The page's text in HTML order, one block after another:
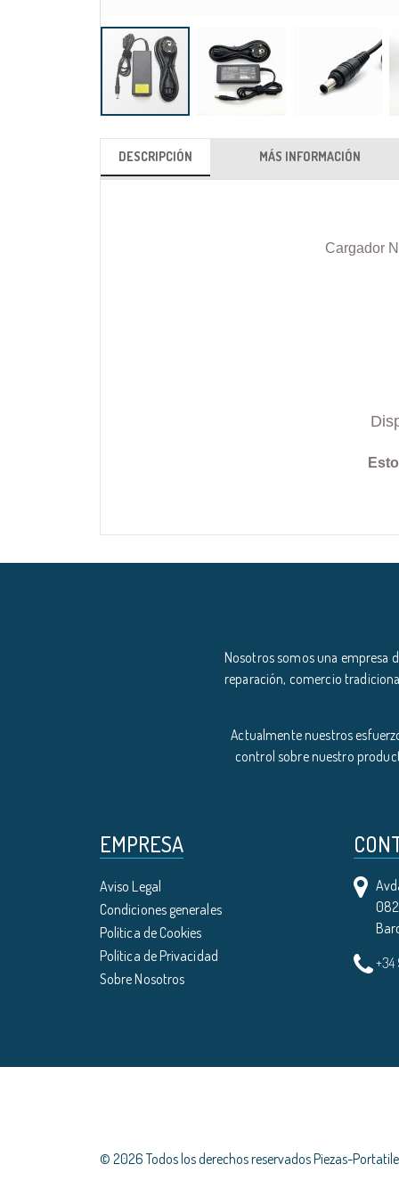
DESCRIPCIÓN
Cargador
MÁS INFORMACIÓN
Nosotros somos una empresa
reparación, comercio
Actualmente nuestros
control sobre nuestro
EMPRESA
Aviso Legal
Condiciones generales
Política de Cookies
Política de Privacidad
Sobre Nosotros
© 2026 Todos los derechos reservados Piezas-